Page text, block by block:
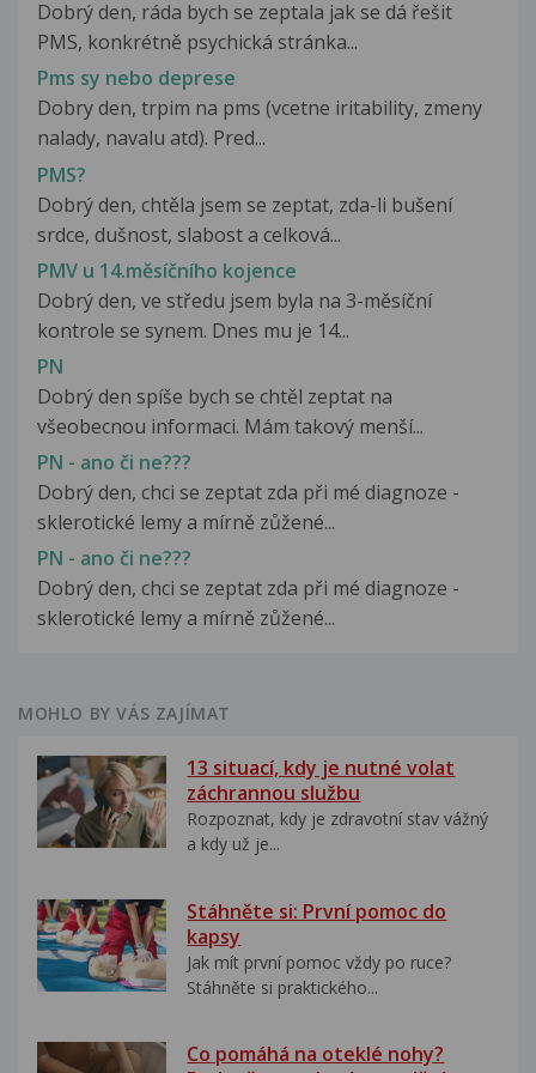
Dobrý den, ráda bych se zeptala jak se dá řešit
PMS, konkrétně psychická stránka...
Pms sy nebo deprese
Dobry den, trpim na pms (vcetne iritability, zmeny
nalady, navalu atd). Pred...
PMS?
Dobrý den, chtěla jsem se zeptat, zda-li bušení
srdce, dušnost, slabost a celková...
PMV u 14.měsíčního kojence
Dobrý den, ve středu jsem byla na 3-měsíční
kontrole se synem. Dnes mu je 14...
PN
Dobrý den spíše bych se chtěl zeptat na
všeobecnou informaci. Mám takový menší...
PN - ano či ne???
Dobrý den, chci se zeptat zda při mé diagnoze -
sklerotické lemy a mírně zůžené...
PN - ano či ne???
Dobrý den, chci se zeptat zda při mé diagnoze -
sklerotické lemy a mírně zůžené...
MOHLO BY VÁS ZAJÍMAT
13 situací, kdy je nutné volat
záchrannou službu
Rozpoznat, kdy je zdravotní stav vážný
a kdy už je...
Stáhněte si: První pomoc do
kapsy
Jak mít první pomoc vždy po ruce?
Stáhněte si praktického...
Co pomáhá na oteklé nohy?